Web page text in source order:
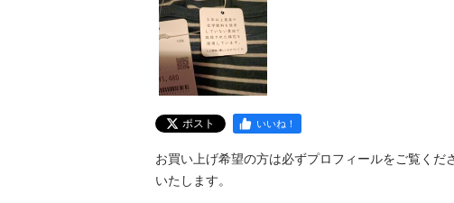
ポスト いいね！
お買い上げ希望の方は必ずプロフィールをご覧くだ
いたします。